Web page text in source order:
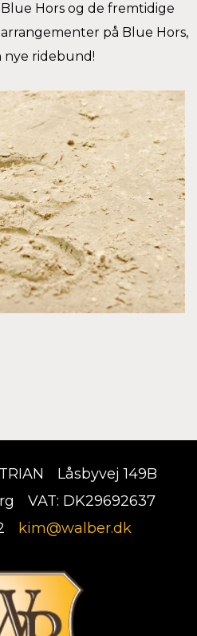
Hors og de fremtidige
på Blue Hors,
nye ridebund!
Låsbyvej 149B
VAT: DK29692637
kim@walber.dk